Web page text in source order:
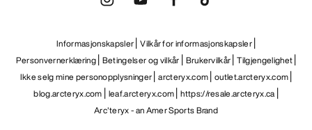
Informasjonskapsler Vilkår for informasjonskapsler
Personvernerklæring Betingelser og vilkår Brukervilkår Tilgjengelighet
Ikke selg mine personopplysninger arcteryx.com outlet.arcteryx.com
blog.arcteryx.com leaf.arcteryx.com https://resale.arcteryx.ca
Arc'teryx - an Amer Sports Brand